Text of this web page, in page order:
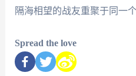
隔海相望的战友重聚于同一个
Spread the love